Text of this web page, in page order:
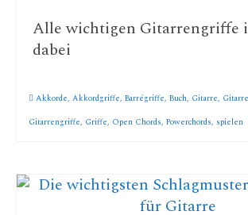
Alle wichtigen Gitarrengriffe
dabei
Akkorde, Akkordgriffe, Barrégriffe, Buch, Gitarre,
Gitarrengriffe, Griffe, Open Chords, Powerchords, spielen